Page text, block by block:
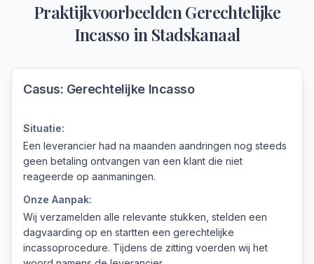
PraktijkvoorbeeldenGerechtelijke
Incassoin Stadskanaal
Casus: Gerechtelijke Incasso
Situatie:
Een leverancier had na maanden aandringen nog steeds
geen betaling ontvangen van een klant die niet
reageerde op aanmaningen.
Onze Aanpak:
Wij verzamelden alle relevante stukken, stelden een
dagvaarding op en startten een gerechtelijke
incassoprocedure. Tijdens de zitting voerden wij het